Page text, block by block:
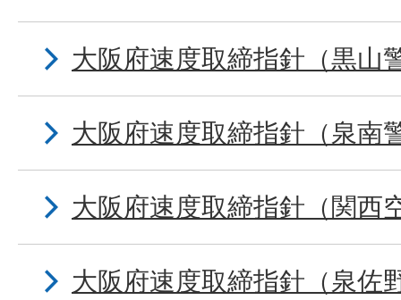
大阪府速度取締指針（黒山
大阪府速度取締指針（泉南
大阪府速度取締指針（関西
大阪府速度取締指針（泉佐